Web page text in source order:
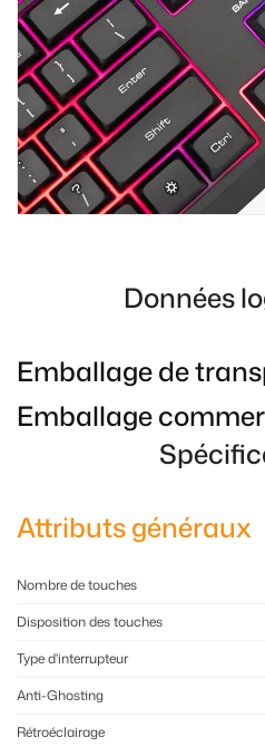
Données
Emballage de
Emballage
Attributs généraux
Nombre de touches
Disposition des touches
Type d'interrupteur
Anti-Ghosting
Rétroéclairage